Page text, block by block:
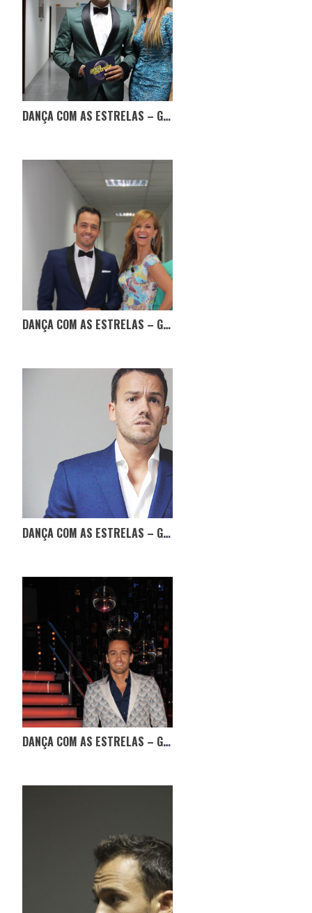
DANÇA COM AS ESTRELAS – GALA 11
DANÇA COM AS ESTRELAS – GALA 7
DANÇA COM AS ESTRELAS – GALA 6
DANÇA COM AS ESTRELAS – GALA 5